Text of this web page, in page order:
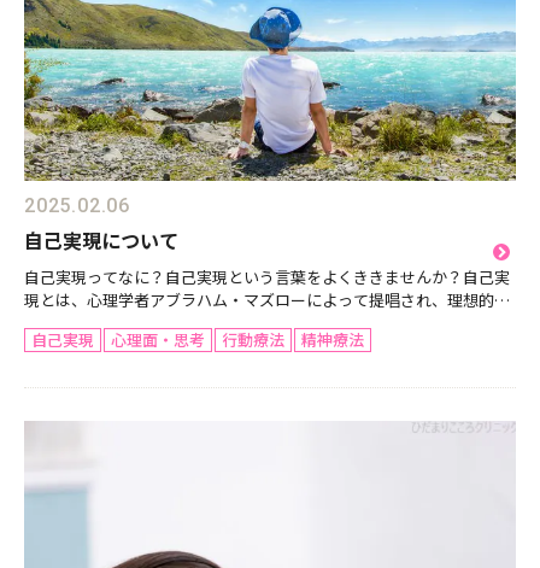
2025.02.06
自己実現について
自己実現ってなに？自己実現という言葉をよくききませんか？自己実
現とは、心理学者アブラハム・マズローによって提唱され、理想的な
自分を実現する過程を指します。今回は、マズローの欲求階層説にお
ける自己実現、自己実現の特徴やプロセス、課題の他、現代...
自己実現 心理面・思考 行動療法 精神療法